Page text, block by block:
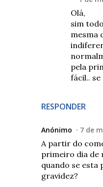
RESPONDER
Olá,
sim
mesma
pela
fácil..
Anónimo 7 de
A partir do
primeiro dia de
quando se
gravidez?